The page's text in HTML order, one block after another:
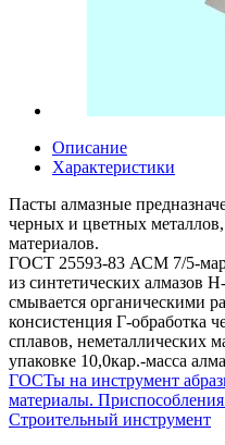
Описание
Характеристики
Пасты алмазные
черных и цветных
материалов.
ГОСТ 25593-83 АСМ 7/5-
из синтетических алмазов
смывается органическими
консистенция Г-обработка
сплавов, неметаллических
упаковке 10,0кар.-масса
ГОСТы на инструмент
материалы.
Строительный инструмент